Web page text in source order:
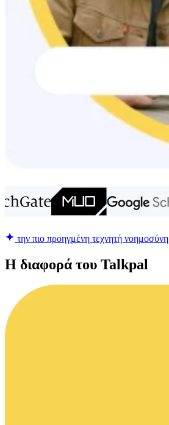
την πιο προηγμένη τεχνητή νοημοσύνη
Η διαφορά του Talkpal